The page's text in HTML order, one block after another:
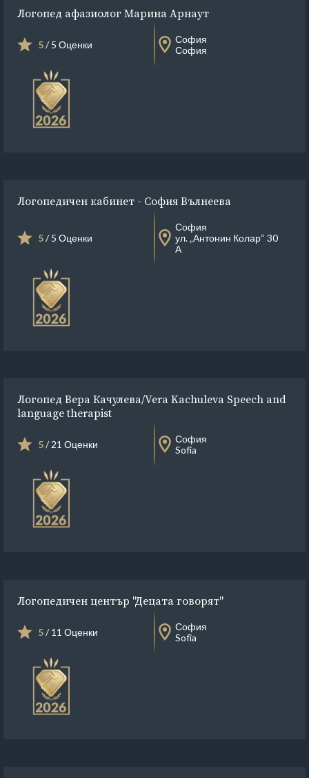
Логопед афазиолог Марина Арнаут
5/ 5 Оценки
София
София
Логопедичен кабинет - София Вълнеева
5/ 5 Оценки
София
ул. „Антонин Колар“ 30
А
Логопед Вера Качулева/Vera Kachuleva Speech and
language therapist
5/ 21 Оценки
София
Sofia
Логопедичен център "Децата говорят"
5/ 11 Оценки
София
Sofia